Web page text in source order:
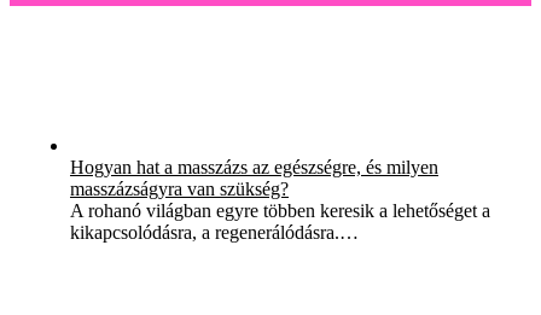
Hogyan hat a masszázs az egészségre, és milyen
masszázságyra van szükség?
A rohanó világban egyre többen keresik a lehetőséget a
kikapcsolódásra, a regenerálódásra.…